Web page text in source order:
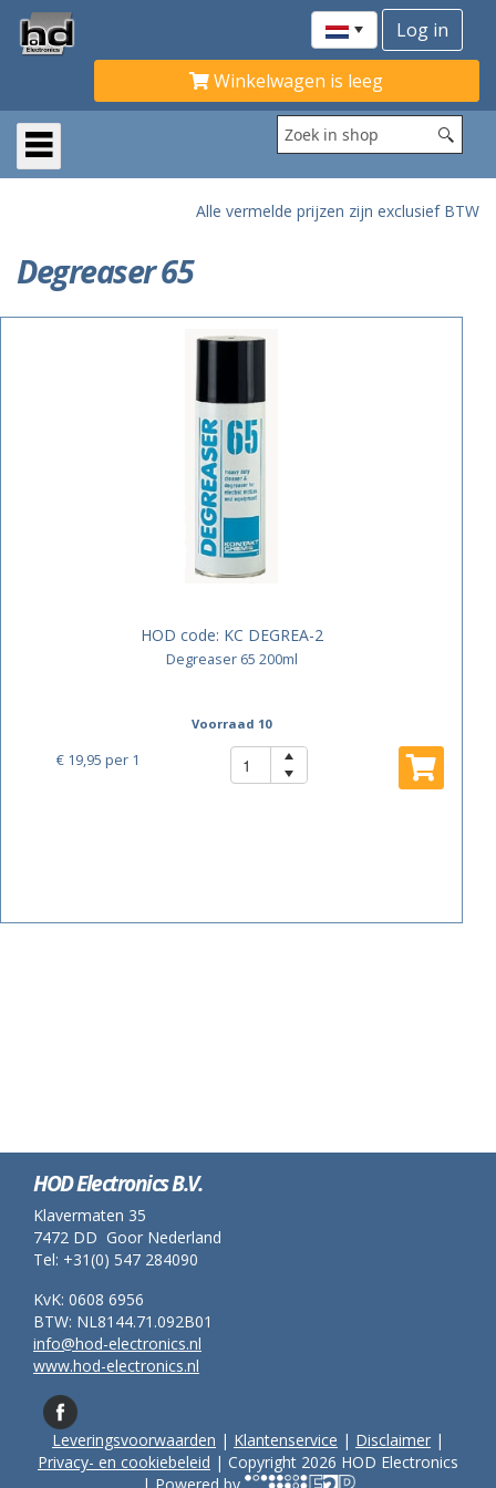
Winkelwagen is leeg
Alle vermelde prijzen zijn exclusief BTW
Degreaser 65
HOD code: KC DEGREA-2
Degreaser 65 200ml
Voorraad 10
€ 19,95 per 1
HOD Electronics B.V.
Klavermaten 35
7472 DD Goor Nederland
Tel: +31(0) 547 284090
KvK: 0608 6956
BTW: NL8144.71.092B01
info@hod-electronics.nl
www.hod-electronics.nl
Leveringsvoorwaarden | Klantenservice | Disclaimer |
Privacy- en cookiebeleid | Copyright 2026 HOD Electronics